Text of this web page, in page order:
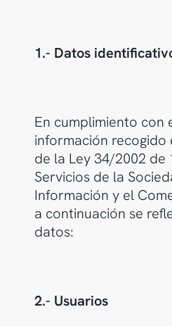
1.- Datos
En cumplimiento con
información recogido
de la Ley 34/2002 de
Servicios de la
Información y el
a continuación se
datos:
2.- Usuarios